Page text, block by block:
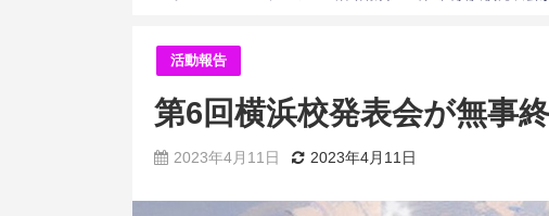
活動報告
第6回横浜校発表会が無事
2023年4月11日 2023年4月11日